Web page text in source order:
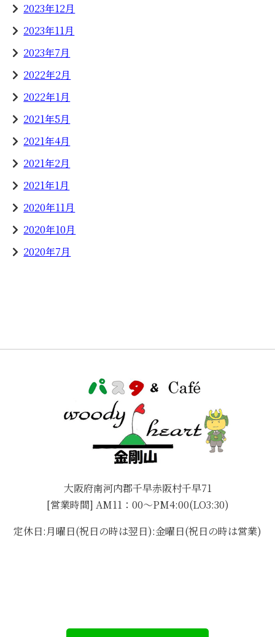
2023年12月
2023年11月
2023年7月
2022年2月
2022年1月
2021年5月
2021年4月
2021年2月
2021年1月
2020年11月
2020年10月
2020年7月
大阪府南河内郡千早赤阪村千早71
[営業時間] AM11：00～PM4:00(LO3:30)
定休日:月曜日(祝日の時は翌日):金曜日(祝日の時は営業)